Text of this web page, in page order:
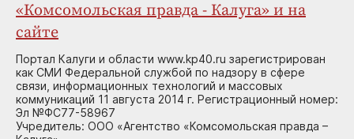
«Комсомольская правда - Калуга» и на
сайте
Портал Калуги и области www.kp40.ru зарегистрирован
как СМИ Федеральной службой по надзору в сфере
связи, информационных технологий и массовых
коммуникаций 11 августа 2014 г. Регистрационный номер:
Эл №ФС77-58967
Учредитель: ООО «Агентство «Комсомольская правда –